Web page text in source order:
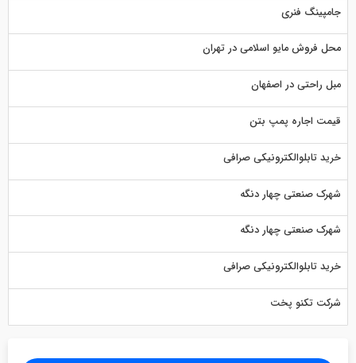
جامپینگ فنری
محل فروش مایو اسلامی در تهران
مبل راحتی در اصفهان
قیمت اجاره پمپ بتن
خرید تابلوالکترونیکی صرافی
شهرک صنعتی چهار دنگه
شهرک صنعتی چهار دنگه
خرید تابلوالکترونیکی صرافی
شرکت تکنو پخت